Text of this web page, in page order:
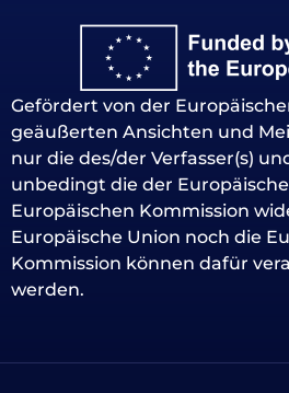
Gefördert von der
geäußerten Ansichten und
nur die des/der Verfasser(s)
unbedingt die der
Europäischen Kommission
Europäische Union noch die
Kommission können dafür
werden.